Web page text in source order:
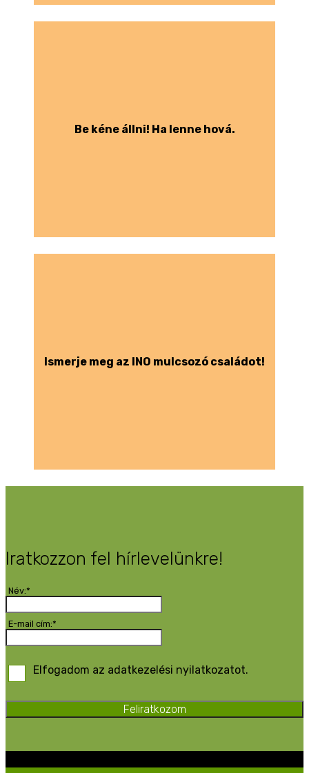
Be kéne állni! Ha lenne hová.
Ismerje meg az INO mulcsozó családot!
Iratkozzon fel hírlevelünkre!
Név:*
E-mail cím:*
Elfogadom az adatkezelési nyilatkozatot.
Feliratkozom